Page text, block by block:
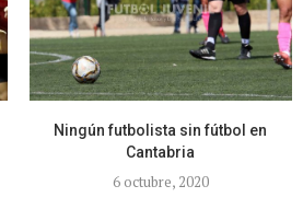
Ningún futbolista sin fútbol en
Cantabria
6 octubre, 2020